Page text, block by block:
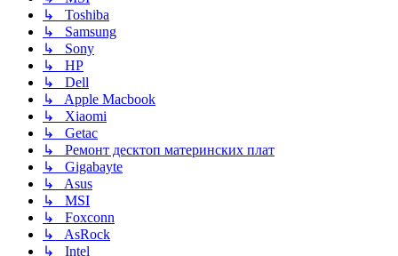
↳ Toshiba
↳ Samsung
↳ Sony
↳ HP
↳ Dell
↳ Apple Macbook
↳ Xiaomi
↳ Getac
↳ Ремонт десктоп материнских плат
↳ Gigabayte
↳ Asus
↳ MSI
↳ Foxconn
↳ AsRock
↳ Intel